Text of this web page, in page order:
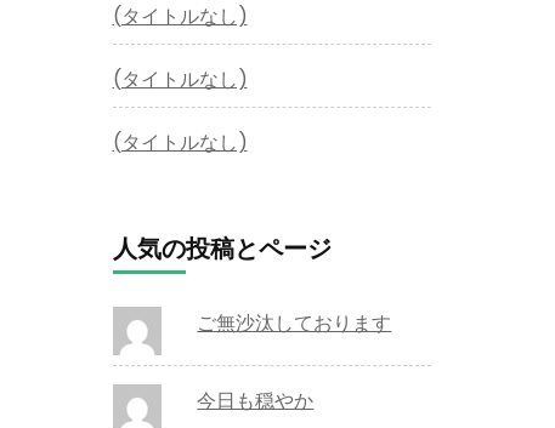
(タイトルなし)
(タイトルなし)
(タイトルなし)
人気の投稿とページ
ご無沙汰しております
今日も穏やか